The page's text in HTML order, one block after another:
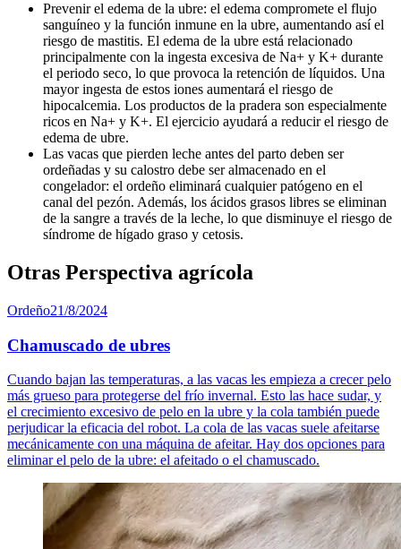
Prevenir el edema de la ubre: el edema compromete el flujo
sanguíneo y la función inmune en la ubre, aumentando así el
riesgo de mastitis. El edema de la ubre está relacionado
principalmente con la ingesta excesiva de Na+ y K+ durante
el periodo seco, lo que provoca la retención de líquidos. Una
mayor ingesta de estos iones aumentará el riesgo de
hipocalcemia. Los productos de la pradera son especialmente
ricos en Na+ y K+. El ejercicio ayudará a reducir el riesgo de
edema de ubre.
Las vacas que pierden leche antes del parto deben ser
ordeñadas y su calostro debe ser almacenado en el
congelador: el ordeño eliminará cualquier patógeno en el
canal del pezón. Además, los ácidos grasos libres se eliminan
de la sangre a través de la leche, lo que disminuye el riesgo de
síndrome de hígado graso y cetosis.
Otras Perspectiva agrícola
Ordeño21/8/2024
Chamuscado de ubres
Cuando bajan las temperaturas, a las vacas les empieza a crecer pelo
más grueso para protegerse del frío invernal. Esto las hace sudar, y
el crecimiento excesivo de pelo en la ubre y la cola también puede
perjudicar la eficacia del robot. La cola de las vacas suele afeitarse
mecánicamente con una máquina de afeitar. Hay dos opciones para
eliminar el pelo de la ubre: el afeitado o el chamuscado.